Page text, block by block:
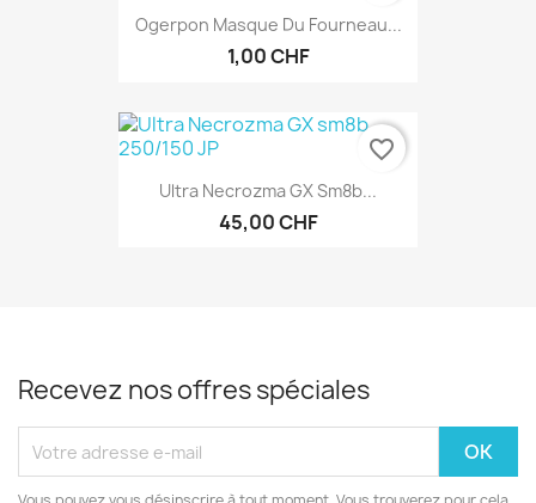
Ogerpon Masque Du Fourneau...
1,00 CHF
Ultra Necrozma GX Sm8b...
45,00 CHF
favorite_border
Recevez nos offres spéciales